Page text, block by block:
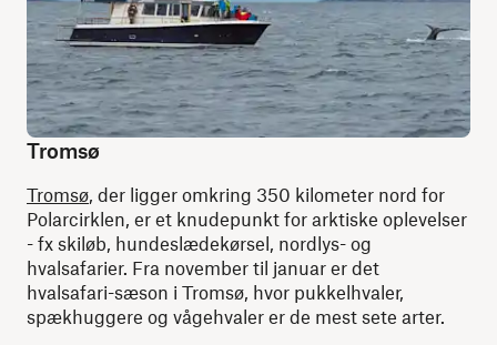
Tromsø
Tromsø , der ligger omkring 350 kilometer nord for
Polarcirklen, er et knudepunkt for arktiske oplevelser
- fx skiløb, hundeslædekørsel, nordlys- og
hvalsafarier. Fra november til januar er det
hvalsafari-sæson i Tromsø, hvor pukkelhvaler,
spækhuggere og vågehvaler er de mest sete arter.